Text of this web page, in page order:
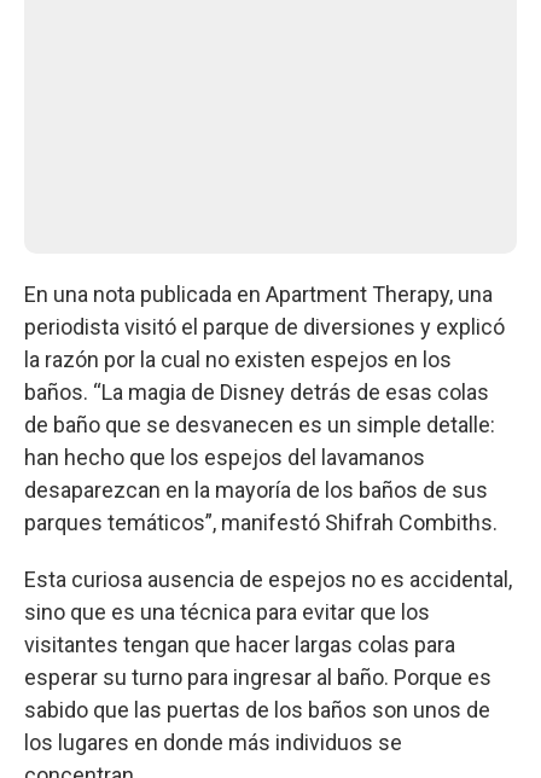
En una nota publicada en Apartment Therapy, una
periodista visitó el parque de diversiones y explicó
la razón por la cual no existen espejos en los
baños. “La magia de Disney detrás de esas colas
de baño que se desvanecen es un simple detalle:
han hecho que los espejos del lavamanos
desaparezcan en la mayoría de los baños de sus
parques temáticos”, manifestó Shifrah Combiths.
Esta curiosa ausencia de espejos no es accidental,
sino que es una técnica para evitar que los
visitantes tengan que hacer largas colas para
esperar su turno para ingresar al baño. Porque es
sabido que las puertas de los baños son unos de
los lugares en donde más individuos se